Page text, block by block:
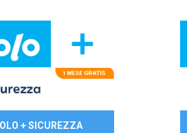
mese+ SICUREZZA